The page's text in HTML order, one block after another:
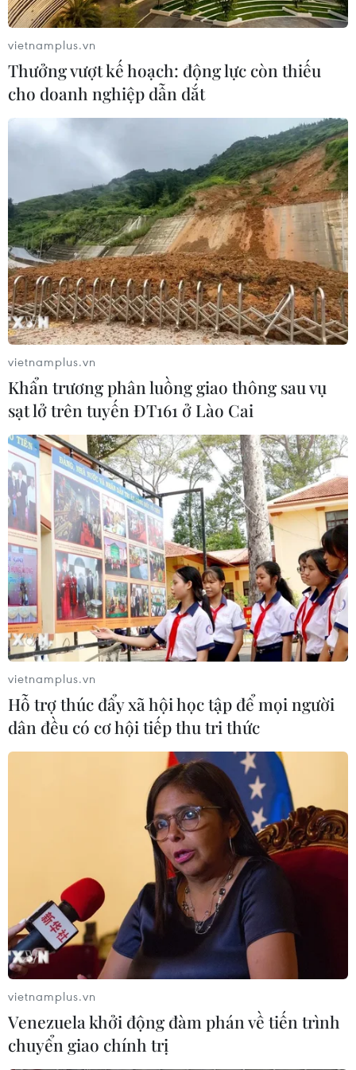
Đội tuyển Việt Nam nhận
thưởng 2 tỷ đồng sau
Indonesia
Tuyển thủ Indonesia cúi
đầu thành khẩn xin lỗi
người hâm mộ xứ vạn
đảo
ASEAN Cup 2026: "Chìa
khóa" giúp tuyển Việt
Nam quật ngã Indonesia
ASEAN Cup 2026: Đội
tuyển Việt Nam tạo "cơn
địa chấn" trên truyền
thông khu vực
Báo chí Đông Nam Á
"dậy sóng" vì tuyển Việt
Nam, chỉ ra lý do
Indonesia thua đau
'Hủy diệt' Indonesia 3-0,
tuyển Việt Nam khẳng
định vị thế nhà vô địch
ASEAN Cup
vietnamplus.vn
Thưởng vượt kế hoạch: động lực còn thiếu
cho doanh nghiệp dẫn dắt
vietnamplus.vn
Khẩn trương phân luồng giao thông sau vụ
sạt lở trên tuyến ĐT161 ở Lào Cai
vietnamplus.vn
Hỗ trợ thúc đẩy xã hội học tập để mọi người
dân đều có cơ hội tiếp thu tri thức
vietnamplus.vn
Venezuela khởi động đàm phán về tiến trình
chuyển giao chính trị